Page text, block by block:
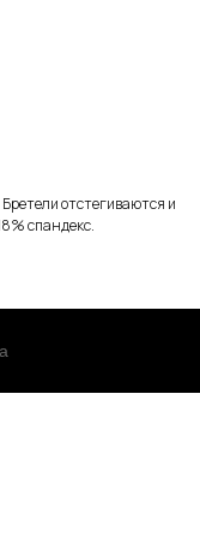
отстегиваются и
спандекс.